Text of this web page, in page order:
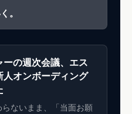
。
の週次会議、エス
人オンボーディング
ないまま、「当面お願